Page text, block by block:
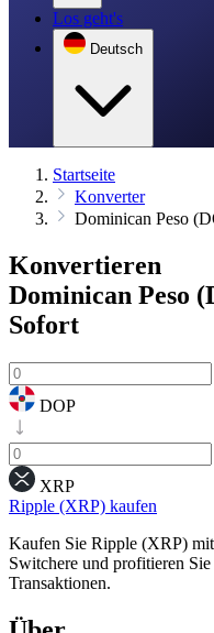
Los geht's
Deutsch
Startseite
Konverter
Dominican Peso
Konvertieren
Dominican Peso
Sofort
DOP
XRP
Ripple (XRP) kaufen
Kaufen Sie Ripple (XRP)
Switchere und profitieren
Transaktionen.